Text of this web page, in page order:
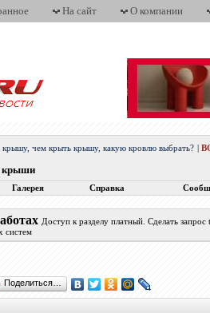
На сайт О компании
чем крыть крышу, какую кровлю выбрать?
крыши
Галерея Справка
Доступ к разделу платный. Сделать
систем
Поделиться…